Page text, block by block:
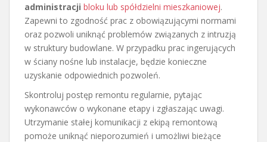
administracji bloku lub spółdzielni mieszkaniowej.
Zapewni to zgodność prac z obowiązującymi normami
oraz pozwoli uniknąć problemów związanych z intruzją
w struktury budowlane. W przypadku prac ingerujących
w ściany nośne lub instalacje, będzie konieczne
uzyskanie odpowiednich pozwoleń.
Skontroluj postęp remontu regularnie, pytając
wykonawców o wykonane etapy i zgłaszając uwagi.
Utrzymanie stałej komunikacji z ekipą remontową
pomoże uniknąć nieporozumień i umożliwi bieżące